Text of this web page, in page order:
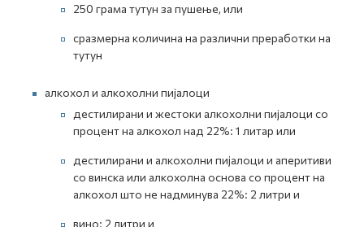
250 грама тутун за пушење, или
сразмерна количина на различни преработки на
тутун
алкохол и алкохолни пијалоци
дестилирани и жестоки алкохолни пијалоци со
процент на алкохол над 22%: 1 литар или
дестилирани и алкохолни пијалоци и аперитиви
со винска или алкохолна основа со процент на
алкохол што не надминува 22%: 2 литри и
вино: 2 литри и